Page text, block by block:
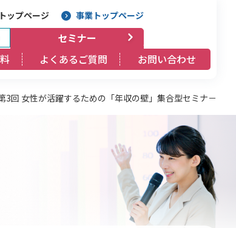
ップページ 事業トップページ
セミナー
よくあるご質問 お問い合わせ
3回 女性が活躍するための「年収の壁」集合型セミナ－